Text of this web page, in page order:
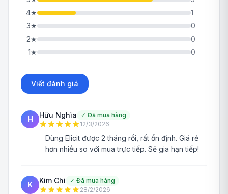
4★
1
3★
0
2★
0
1★ 0
Viết đánh giá
H Hữu Nghĩa ✓ Đã mua hàng
12/3/2026
Dùng Elicit được 2 tháng rồi, rất ổn định. Giá rẻ
hơn nhiều so với mua trực tiếp. Sẽ gia hạn tiếp!
K Kim Chi ✓ Đã mua hàng
28/2/2026